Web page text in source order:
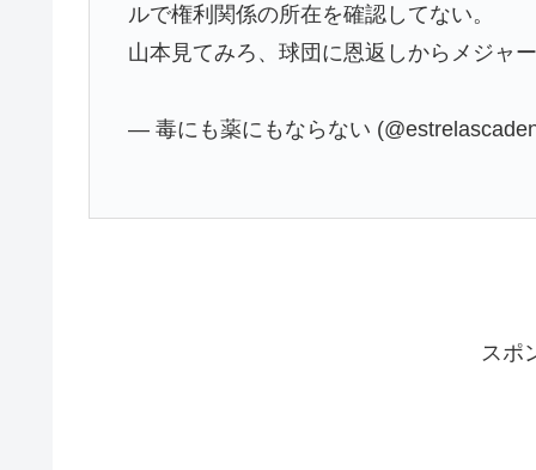
ルで権利関係の所在を確認してない。
山本見てみろ、球団に恩返しからメジャ
— 毒にも薬にもならない
スポ